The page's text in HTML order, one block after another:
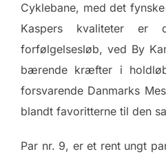
Cyklebane, med det
Kaspers kvaliteter er
forfølgelsesløb, ved By
bærende kræfter i
forsvarende Danmarks
blandt favoritterne til den
Par nr. 9, er et rent ungt